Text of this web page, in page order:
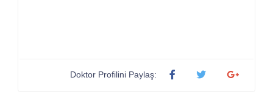
Doktor Profilini Paylaş: